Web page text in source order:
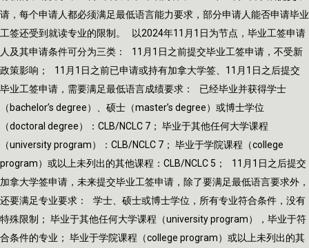
请，每个申请人都必须满足最低语言能力要求，部分申请人能否申请毕业
工签还受到就读专业的限制。 以2024年11月1日为节点，毕业工签申请
人及其申请条件可分为三类： 11月1日之前提交毕业工签申请，不受新
政策影响； 11月1日之前已申请或持有加拿大学签、11月1日之后提交
毕业工签申请，需要满足最低语言成绩要求： 已经毕业并获得学士
（bachelor’s degree）、硕士（master’s degree）或博士学位
（doctoral degree）：CLB/NCLC 7； 毕业于其他任何大学课程
（university program）：CLB/NCLC 7； 毕业于学院课程（college
program）或以上未列出的其他课程：CLB/NCLC 5； 11月1日之后提交
加拿大学签申请，未来提交毕业工签申请，除了要满足最低语言要求外，
还要满足专业要求： 学士、硕士或博士学位，所有专业符合条件，没有
特殊限制； 毕业于其他任何大学课程（university program），毕业于符
合条件的专业； 毕业于学院课程（college program）或以上未列出的其